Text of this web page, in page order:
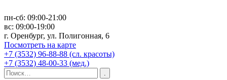
пн-сб: 09:00-21:00
вс: 09:00-19:00
г. Оренбург, ул. Полигонная, 6
Посмотреть на карте
+7 (3532) 96-88-88 (сл. красоты)
+7 (3532) 48-00-33 (мед.)